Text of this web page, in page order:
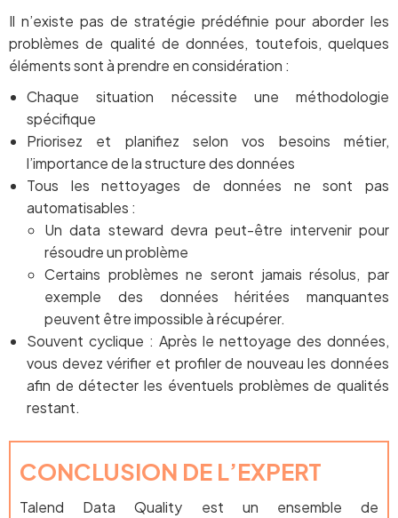
Il n’existe pas de stratégie prédéfinie pour aborder les
problèmes de qualité de données, toutefois, quelques
éléments sont à prendre en considération :
Chaque situation nécessite une méthodologie
spécifique
Priorisez et planifiez selon vos besoins métier,
l’importance de la structure des données
Tous les nettoyages de données ne sont pas
automatisables :
Un data steward devra peut-être intervenir pour
résoudre un problème
Certains problèmes ne seront jamais résolus, par
exemple des données héritées manquantes
peuvent être impossible à récupérer.
Souvent cyclique : Après le nettoyage des données,
vous devez vérifier et profiler de nouveau les données
afin de détecter les éventuels problèmes de qualités
restant.
CONCLUSION DE L’EXPERT
Talend Data Quality est un ensemble de